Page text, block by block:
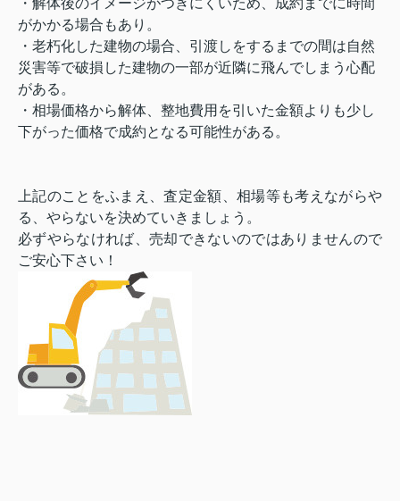
がかかる場合もあり。
・老朽化した建物の場合、引渡しをするまでの間は自然
災害等で破損した建物の一部が近隣に飛んでしまう心配
がある。
・相場価格から解体、整地費用を引いた金額よりも少し
下がった価格で成約となる可能性がある。
上記のことをふまえ、査定金額、相場等も考えながらや
る、やらないを決めていきましょう。
必ずやらなければ、売却できないのではありませんので
ご安心下さい！